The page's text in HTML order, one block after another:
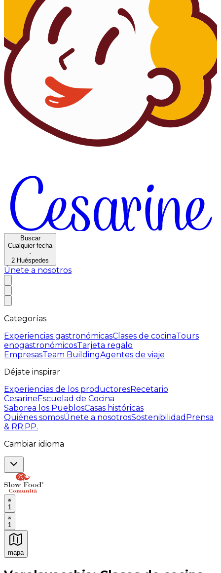
Buscar
Cualquier fecha
·
2 Huéspedes
Únete a nosotros
Categorías
Experiencias gastronómicasClases de cocinaTours
enogastronómicosTarjeta regalo
EmpresasTeam BuildingAgentes de viaje
Déjate inspirar
Experiencias de los productoresRecetario
CesarineEscuelad de Cocina
Saborea los PueblosCasas históricas
Quiénes somosÚnete a nosotrosSostenibilidad Prensa
& RR.PP.
Cambiar idioma
1
1
mapa